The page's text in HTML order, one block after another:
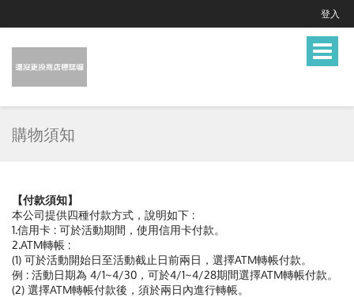
登入
Toggle
購物須知
【付款須知】
本公司提供四種付款方式，說明如下 :
1.信用卡 : 可於活動期間，使用信用卡付款。
2.ATM轉帳 :
(1) 可於活動開始日至活動截止日前兩日，選擇ATM轉帳付款。
例 : 活動日期為 4/1~4/30，可於4/1~4/28期間選擇ATM轉帳付款。
(2) 選擇ATM轉帳付款後，須於兩日內進行轉帳。